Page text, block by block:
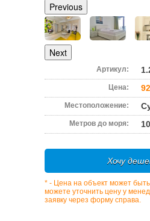
Previous
Next
Артикул:
Цена: 92
Местоположение:
Метров до моря: 10
Хочу
* - Цена на объект может
можете уточнить цену у
заявку через форму справа.